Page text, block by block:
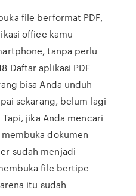
file berformat PDF,
office kamu
tanpa perlu
Daftar aplikasi PDF
bisa Anda unduh
sekarang, belum lagi
jika Anda mencari
dokumen
sudah menjadi
file bertipe
itu sudah